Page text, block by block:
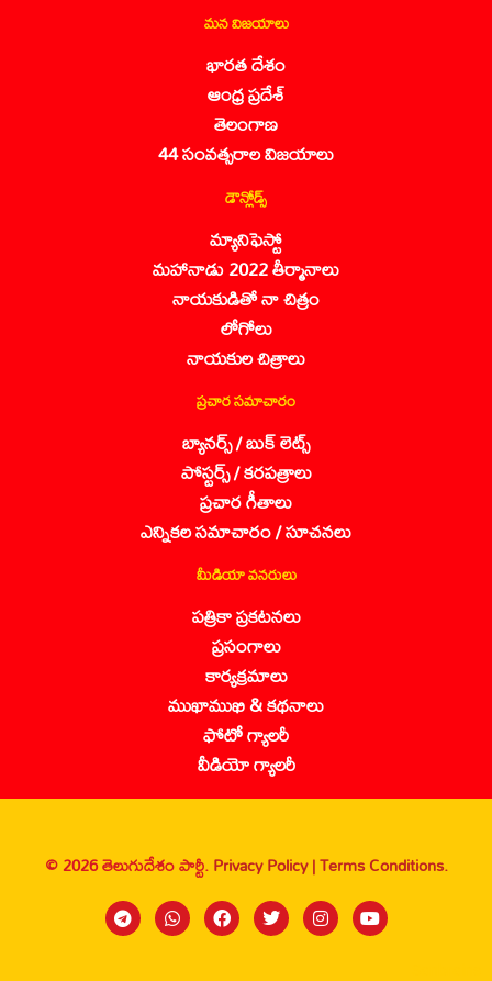
మన విజయాలు
భారత దేశం
ఆంధ్ర ప్రదేశ్
తెలంగాణ
44 సంవత్సరాల విజయాలు
డౌన్లోడ్స్
మ్యానిఫెస్టో
మహానాడు 2022 తీర్మానాలు
నాయకుడితో నా చిత్రం
లోగోలు
నాయకుల చిత్రాలు
ప్రచార సమాచారం
బ్యానర్స్ / బుక్ లెట్స్
పోస్టర్స్ / కరపత్రాలు
ప్రచార గీతాలు
ఎన్నికల సమాచారం / సూచనలు
మీడియా వనరులు
పత్రికా ప్రకటనలు
ప్రసంగాలు
కార్యక్రమాలు
ముఖాముఖి & కథనాలు
ఫోటో గ్యాలరీ
వీడియో గ్యాలరీ
© 2026 తెలుగుదేశం పార్టీ.Privacy Policy |Terms Conditions.